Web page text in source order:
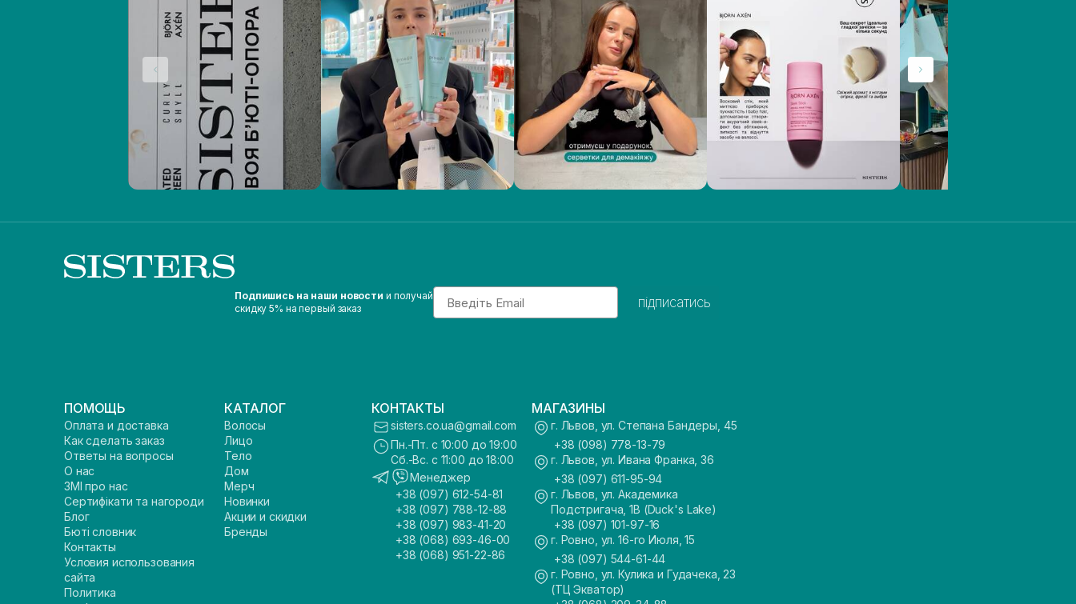
Подпишись на наши новости и получай
скидку 5% на первый заказ
Email
підписатись
ПОМОЩЬ
Оплата и доставка
Как сделать заказ
Ответы на вопросы
О нас
ЗМІ про нас
Сертифікати та нагороди
Блог
Бюті словник
Контакты
Условия использования
сайта
Политика
КАТАЛОГ
Волосы
Лицо
Тело
Дом
Мерч
Новинки
Акции и скидки
Бренды
КОНТАКТЫ
sisters.co.ua@gmail.com
Пн.-Пт. с 10:00 до 19:00
Сб.-Вс. с 11:00 до 18:00
Менеджер
+38 (097) 612-54-81
+38 (097) 788-12-88
+38 (097) 983-41-20
+38 (068) 693-46-00
+38 (068) 951-22-86
МАГАЗИНЫ
г. Львов, ул. Степана Бандеры, 45
+38 (098) 778-13-79
г. Львов, ул. Ивана Франка, 36
+38 (097) 611-95-94
г. Львов, ул. Академика
Подстригача, 1В (Duck's Lake)
+38 (097) 101-97-16
г. Ровно, ул. 16-го Июля, 15
+38 (097) 544-61-44
г. Ровно, ул. Кулика и Гудачека, 23
(ТЦ Экватор)